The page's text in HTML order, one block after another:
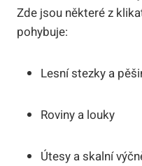
Zde jsou některé z
pohybuje:
Lesní stezky a
Roviny a louky
Útesy a skalní